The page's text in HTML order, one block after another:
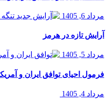
مرداد 6, 1405
آرایش تازه در هرمز
مرداد 5, 1405
فرمول احیای توافق ایران و
مرداد 4, 1405